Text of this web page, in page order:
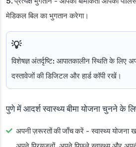
मेडिकल बिल का भुगतान करेगा।
विशेषज्ञ अंतर्दृष्टि: आपातकालीन स्थिति के लिए
दस्तावेजों की डिजिटल और हार्ड कॉपी रखें।
पुणे में आदर्श स्वास्थ्य बीमा योजना चुनने के
अपनी ज़रूरतों की जाँच करें - स्वास्थ्य योजना